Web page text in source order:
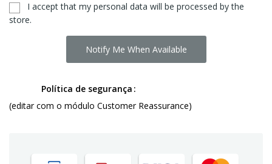
I accept that my personal data will be processed by the
store.
Notify Me When Available
Política de segurança
(editar com o módulo Customer Reassurance)